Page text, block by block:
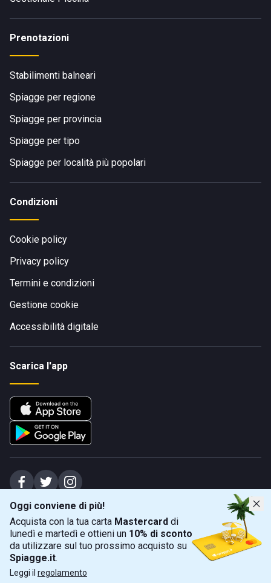
Oggi conviene di più!
Acquista con la tua carta Mastercard di
lunedì e martedì e ottieni un 10% di sconto
da utilizzare sul tuo prossimo acquisto su
Spiagge.it.
Leggi il regolamento
Prenotazioni
Stabilimenti balneari
Spiagge per regione
Spiagge per provincia
Spiagge per tipo
Spiagge per località più popolari
Condizioni
Cookie policy
Privacy policy
Termini e condizioni
Gestione cookie
Accessibilità digitale
Scarica l'app
Spiagge Srl - Sede legale: Via Marecchiese 48, 47923 Rimini (RN), IT -
capitale sociale Euro 31245,57 - Iscritta al registro delle imprese di Rimini
Sede operativa: Via Flaminia 180, 47924 Rimini (RN), IT
+39 0541 772375
info@spiagge.it - p.i./c.f. 04536640404
© 2026 Spiagge Srl. Tutti i diritti riservati.